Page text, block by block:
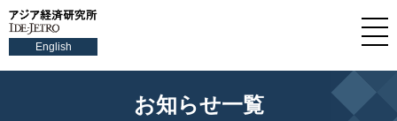
English
お知らせ一覧